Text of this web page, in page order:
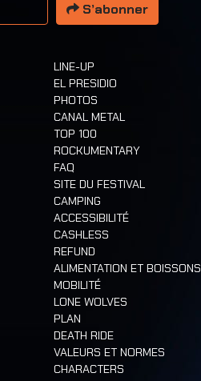
S’abonner
LINE-UP
EL PRESIDIO
PHOTOS
CANAL METAL
TOP 100
ROCKUMENTARY
FAQ
SITE DU FESTIVAL
CAMPING
ACCESSIBILITÉ
CASHLESS
REFUND
ALIMENTATION ET BOISSONS
MOBILITÉ
LONE WOLVES
PLAN
DEATH RIDE
VALEURS ET NORMES
CHARACTERS